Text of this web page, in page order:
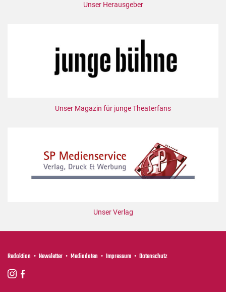
Autor:innen
Mediadaten
Unser Herausgeber
Unser Magazin für junge Theaterfans
Unser Verlag
Redaktion Newsletter Mediadaten Impressum Datenschutz